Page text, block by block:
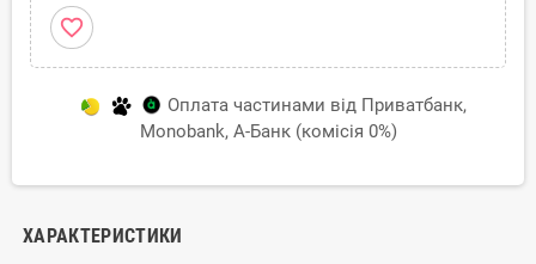
favorite_border
Оплата частинами від Приватбанк,
Monobank, А-Банк (комісія 0%)
ХАРАКТЕРИСТИКИ